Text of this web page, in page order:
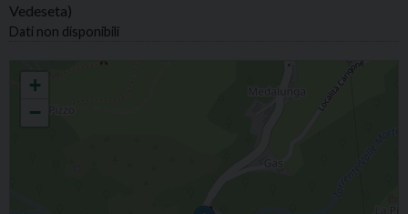
Vedeseta)
Dati non disponibili
VEDESETA S. ANTONIO ABATE
+
−